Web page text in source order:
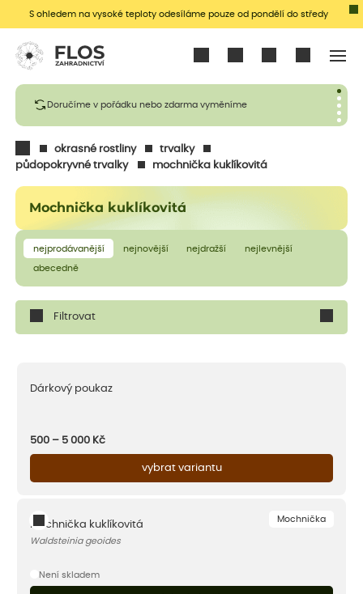
S ohledem na vysoké teploty odesíláme pouze od pondělí do středy
Doručíme v pořádku nebo zdarma vyměníme
okrasné rostliny
trvalky
půdopokryvné trvalky
mochnička kuklíkovitá
Mochnička kuklíkovitá
nejprodávanější nejnovější nejdražší nejlevnější
abecedně
Filtrovat
Dárkový poukaz
500 – 5 000 Kč
vybrat variantu
Mochnička
Mochnička kuklíkovitá
Waldsteinia geoides
Není skladem